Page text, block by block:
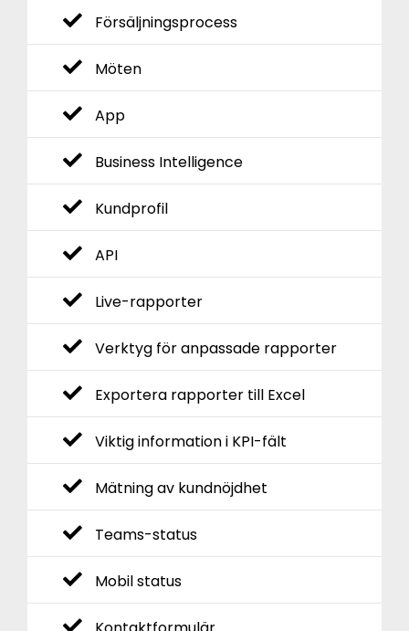
Försäljningsprocess
Möten
App
Business Intelligence
Kundprofil
API
Live-rapporter
Verktyg för anpassade rapporter
Exportera rapporter till Excel
Viktig information i KPI-fält
Mätning av kundnöjdhet
Teams-status
Mobil status